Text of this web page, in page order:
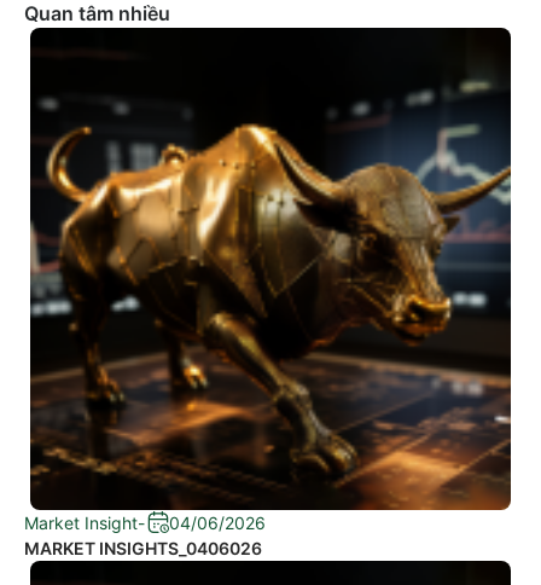
Quan tâm nhiều
Market Insight-
04/06/2026
MARKET INSIGHTS_0406026